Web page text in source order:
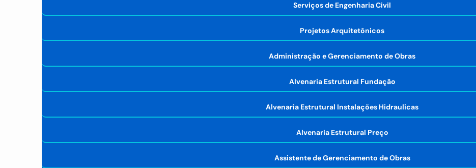
Serviços de Engenharia Civil
Projetos Arquitetônicos
Administração e Gerenciamento de Obras
Alvenaria Estrutural Fundação
Alvenaria Estrutural Instalações Hidraulicas
Alvenaria Estrutural Preço
Assistente de Gerenciamento de Obras